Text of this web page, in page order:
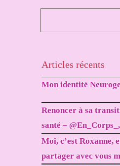
Articles récents
Mon identité
Renoncer à sa
santé –
Moi, c’est Roxanne,
partager avec vous